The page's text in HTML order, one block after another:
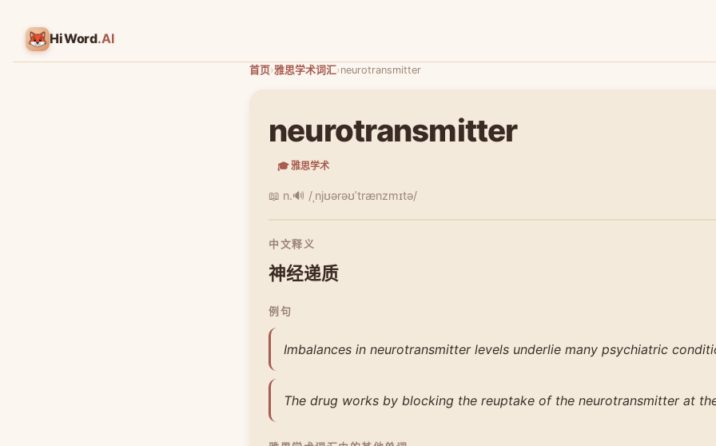
HiWord.AI
首页›雅思学术词汇›neurotransmitter
neurotransmitter
🎓 雅思学术
📖 n.🔊 /ˌnjʊərəʊˈtrænzmɪtə/
中文释义
神经递质
例句
Imbalances in neurotransmitter levels underlie many psychiatric
The drug works by blocking the reuptake of the neurotransmitter at